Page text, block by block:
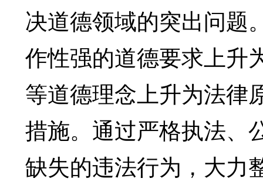
决道德领域的突出问题
作性强的道德要求上升
等道德理念上升为法律
措施。通过严格执法、
缺失的违法行为，大力